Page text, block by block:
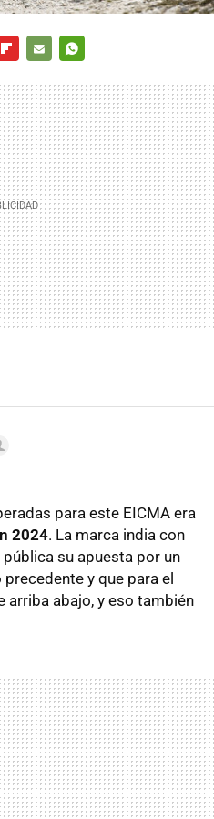
MAIL
para este EICMA era
2024. La marca india con
su apuesta por un
y que para el
arriba abajo, y eso también